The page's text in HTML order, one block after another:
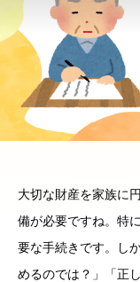
大切な財産を家族に
備が必要ですね。特
要な手続きです。し
めるのでは？」「正